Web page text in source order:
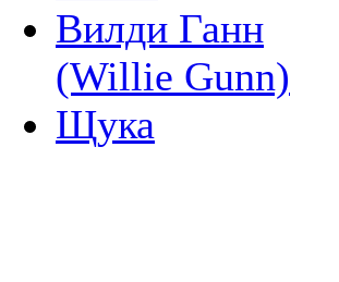
Вилди Ганн
(Willie Gunn)
Щука